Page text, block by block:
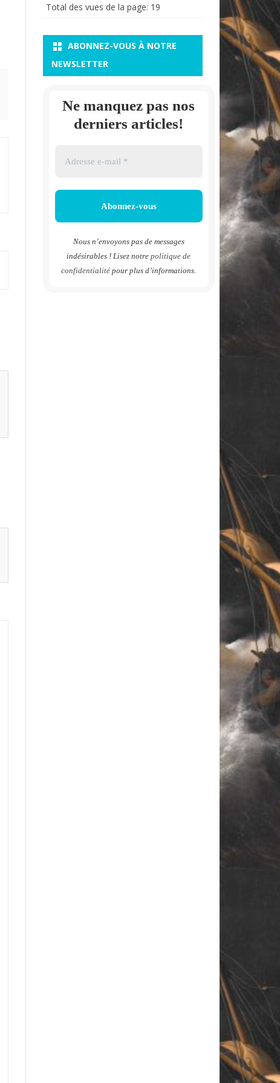
Total des vues de la page: 19
ABONNEZ-VOUS À NOTRE
NEWSLETTER
Ne manquez pas nos
derniers articles!
Nous n’envoyons pas de messages
indésirables ! Lisez notrepolitique de
confidentialité pour plus d’informations.